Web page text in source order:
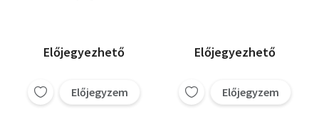
Előjegyezhető
Előjegyzem
Előjegyezhető
Előjegyzem